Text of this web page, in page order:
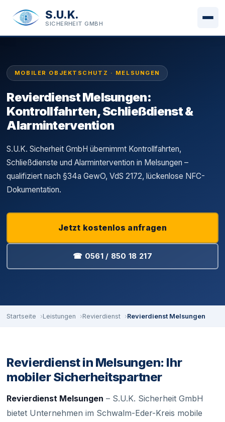
S.U.K.
SICHERHEIT GMBH
MOBILER OBJEKTSCHUTZ · MELSUNGEN
Revierdienst Melsungen:
Kontrollfahrten, Schließdienst &
Alarmintervention
S.U.K. Sicherheit GmbH übernimmt Kontrollfahrten,
Schließdienste und Alarmintervention in Melsungen –
qualifiziert nach §34a GewO, VdS 2172, lückenlose NFC-
Dokumentation.
Jetzt kostenlos anfragen
☎ 0561 / 850 18 217
Startseite Leistungen Revierdienst Revierdienst Melsungen
Revierdienst in Melsungen: Ihr
mobiler Sicherheitspartner
Revierdienst Melsungen – S.U.K. Sicherheit GmbH
bietet Unternehmen im Schwalm-Eder-Kreis mobile